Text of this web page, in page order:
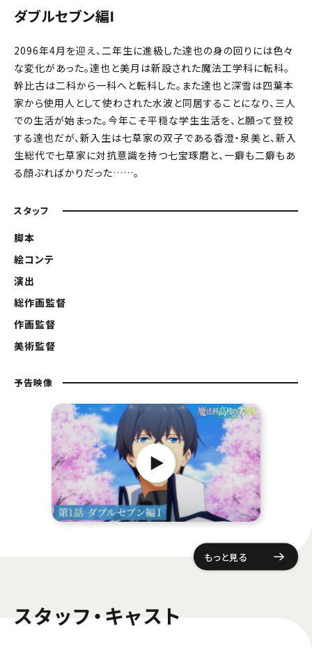
ダブルセブン編Ⅰ
2096年4月を迎え、二年生に進級した達也の身の回りには色々
な変化があった。達也と美月は新設された魔法工学科に転科。
幹比古は二科から一科へと転科した。また達也と深雪は四葉本
家から使用人として使わされた水波と同居することになり、三人
での生活が始まった。今年こそ平穏な学生生活を、と願って登校
する達也だが、新入生は七草家の双子である香澄・泉美と、新入
生総代で七草家に対抗意識を持つ七宝琢磨と、一癖も二癖もあ
る顔ぶればかりだった……。
スタッフ
脚本
絵コンテ
演出
総作画監督
作画監督
美術監督
予告映像
もっと見る
スタッフ・キャスト